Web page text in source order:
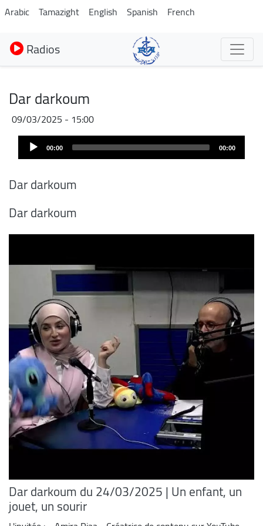
Aller
au
contenu
principal
Arabic Tamazight English Spanish French
Radios
Dar darkoum
09/03/2025 - 15:00
Fichier
Audio
Player 00:00 00:00
Dar darkoum
Dar darkoum
Dar darkoum du 24/03/2025 | Un enfant, un
jouet, un sourir